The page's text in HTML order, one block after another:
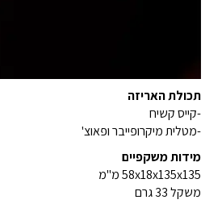
תכולת האריזה
-קייס קשיח
-מטלית מיקרופייבר ופאוצ'
מידות משקפיים
58x18x135x135 מ"מ
משקל 33 גרם